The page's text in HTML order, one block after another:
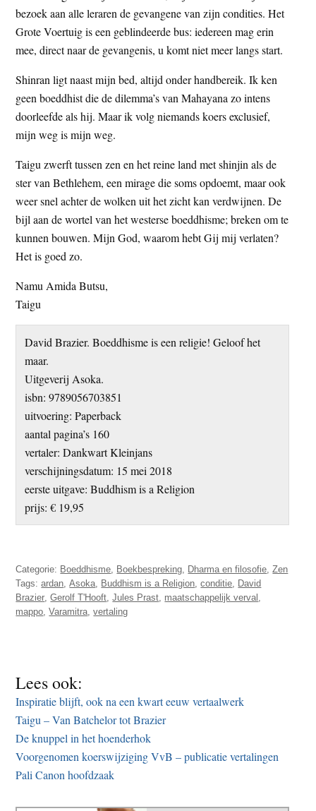
bezoek aan alle leraren de gevangene van zijn condities. Het
Grote Voertuig is een geblindeerde bus: iedereen mag erin
mee, direct naar de gevangenis, u komt niet meer langs start.
Shinran ligt naast mijn bed, altijd onder handbereik. Ik ken
geen boeddhist die de dilemma’s van Mahayana zo intens
doorleefde als hij. Maar ik volg niemands koers exclusief,
mijn weg is mijn weg.
Taigu zwerft tussen zen en het reine land met shinjin als de
ster van Bethlehem, een mirage die soms opdoemt, maar ook
weer snel achter de wolken uit het zicht kan verdwijnen. De
bijl aan de wortel van het westerse boeddhisme; breken om te
kunnen bouwen. Mijn God, waarom hebt Gij mij verlaten?
Het is goed zo.
Namu Amida Butsu,
Taigu
David Brazier. Boeddhisme is een religie! Geloof het
maar.
Uitgeverij Asoka.
isbn: 9789056703851
uitvoering: Paperback
aantal pagina’s 160
vertaler: Dankwart Kleinjans
verschijningsdatum: 15 mei 2018
eerste uitgave: Buddhism is a Religion
prijs: € 19,95
Categorie: Boeddhisme, Boekbespreking, Dharma en filosofie,Zen
Tags:ardan,Asoka, Buddhism is a Religion,conditie, David
Brazier,Gerolf T'Hooft,Jules Prast, maatschappelijk verval ,
mappo,Varamitra,vertaling
Lees ook:
Inspiratie blijft, ook na een kwart eeuw vertaalwerk
Taigu – Van Batchelor tot Brazier
De knuppel in het hoenderhok
Voorgenomen koerswijziging VvB – publicatie vertalingen
Pali Canon hoofdzaak